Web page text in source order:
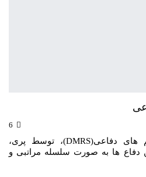
مقیاس درجه بندی مکانیسم های دفاعی(DMRS)، توسط پری،
ها به صورت سلسله مراتبی و